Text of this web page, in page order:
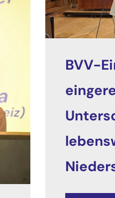
BVV-